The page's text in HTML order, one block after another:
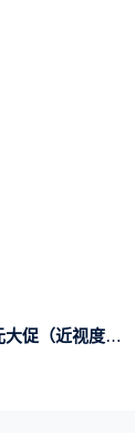
视度数款16元）